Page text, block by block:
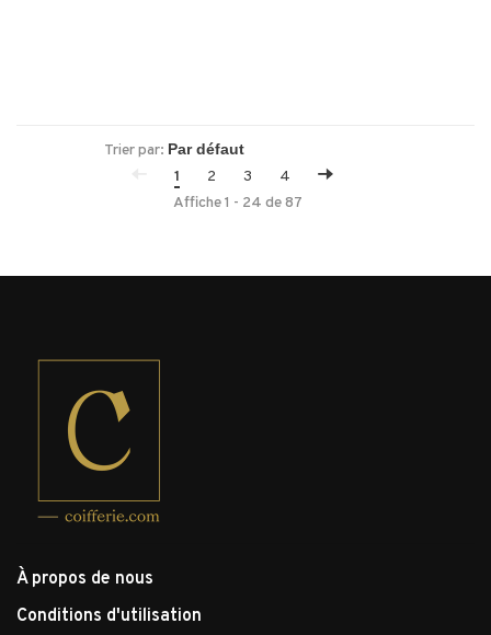
Trier par:
1
2 3
4
Affiche 1 - 24 de 87
À propos de nous
Conditions d'utilisation